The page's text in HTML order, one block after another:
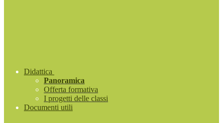
Didattica
Panoramica
Offerta formativa
I progetti delle classi
Documenti utili